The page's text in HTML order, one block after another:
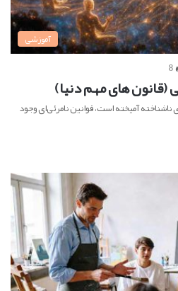
آموزشی
8
آمیخته است، قوانین نامرئی‌ای وجود